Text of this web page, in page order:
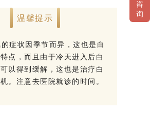
温馨提示
状因季节而异，这也是白
点，而且由于冷天进入后白
以得到缓解，这也是治疗白
。注意去医院就诊的时间。
咨
询